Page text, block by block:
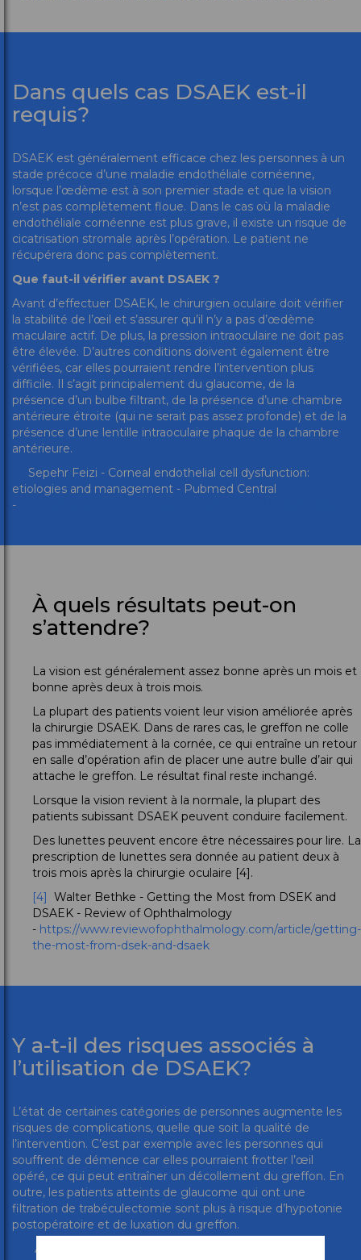
Dans quels cas DSAEK est-il
requis?
DSAEK est généralement efficace chez les personnes à un
stade précoce d’une maladie endothéliale cornéenne,
lorsque l’œdème est à son premier stade et que la vision
n’est pas complètement floue. Dans le cas où la maladie
endothéliale cornéenne est plus grave, il existe un risque de
cicatrisation stromale après l’opération. Le patient ne
récupérera donc pas complètement.
Que faut-il vérifier avant DSAEK ?
Avant d’effectuer DSAEK, le chirurgien oculaire doit vérifier
la stabilité de l’œil et s’assurer qu’il n’y a pas d’œdème
maculaire actif. De plus, la pression intraoculaire ne doit pas
être élevée. D’autres conditions doivent également être
vérifiées, car elles pourraient rendre l’intervention plus
difficile. Il s’agit principalement du glaucome, de la
présence d’un bulbe filtrant, de la présence d’une chambre
antérieure étroite (qui ne serait pas assez profonde) et de la
présence d’une lentille intraoculaire phaque de la chambre
antérieure.
Sepehr Feizi - Corneal endothelial cell dysfunction:
etiologies and management - Pubmed Central
-
À quels résultats peut-on
s’attendre?
La vision est généralement assez bonne après un mois et
bonne après deux à trois mois.
La plupart des patients voient leur vision améliorée après
la chirurgie DSAEK. Dans de rares cas, le greffon ne colle
pas immédiatement à la cornée, ce qui entraîne un retour
en salle d’opération afin de placer une autre bulle d’air qui
attache le greffon. Le résultat final reste inchangé.
Lorsque la vision revient à la normale, la plupart des
patients subissant DSAEK peuvent conduire facilement.
Des lunettes peuvent encore être nécessaires pour lire. La
prescription de lunettes sera donnée au patient deux à
trois mois après la chirurgie oculaire [4].
[4] Walter Bethke - Getting the Most from DSEK and
DSAEK - Review of Ophthalmology
- https://www.reviewofophthalmology.com/article/getting-
the-most-from-dsek-and-dsaek
Y a-t-il des risques associés à
l’utilisation de DSAEK?
L’état de certaines catégories de personnes augmente les
risques de complications, quelle que soit la qualité de
l’intervention. C’est par exemple avec les personnes qui
souffrent de démence car elles pourraient frotter l’œil
opéré, ce qui peut entraîner un décollement du greffon. En
outre, les patients atteints de glaucome qui ont une
filtration de trabéculectomie sont plus à risque d’hypotonie
postopératoire et de luxation du greffon.
Annie Stuart - Performing DSAEK: A Step-by-Step